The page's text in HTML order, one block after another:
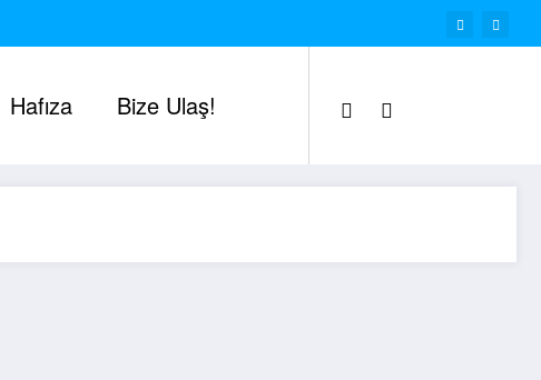
Hafıza Bize Ulaş!